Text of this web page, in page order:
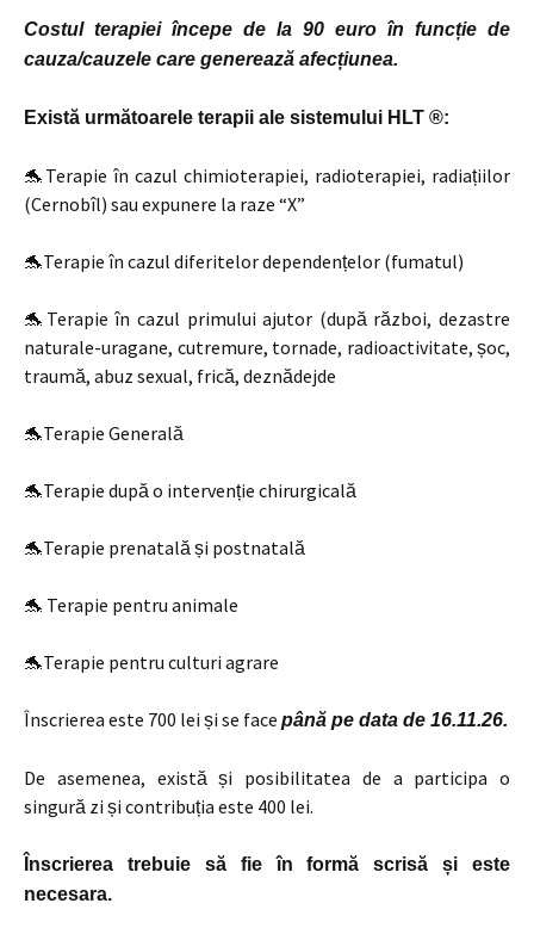
Costul terapiei începe de la 90 euro în funcție de
cauza/cauzele care generează afecțiunea.
Există următoarele terapii ale sistemului HLT ®:
🐬Terapie în cazul chimioterapiei, radioterapiei, radiațiilor
(Cernobîl) sau expunere la raze “X”
🐬Terapie în cazul diferitelor dependențelor (fumatul)
🐬Terapie în cazul primului ajutor (după război, dezastre
naturale-uragane, cutremure, tornade, radioactivitate, șoc,
traumă, abuz sexual, frică, deznădejde
🐬Terapie Generală
🐬Terapie după o intervenție chirurgicală
🐬Terapie prenatală și postnatală
🐬 Terapie pentru animale
🐬Terapie pentru culturi agrare
Înscrierea este 700 lei și se face până pe data de 16.11.26.
De asemenea, există și posibilitatea de a participa o
singură zi și contribuția este 400 lei.
Înscrierea trebuie să fie în formă scrisă și este
necesara.